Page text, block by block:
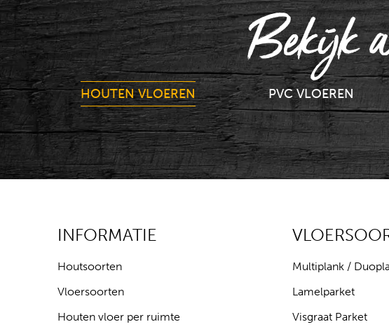
Bekijk
HOUTEN VLOEREN PVC VLOEREN
INFORMATIE
Houtsoorten
Vloersoorten
Houten vloer per ruimte
Multiplank /
Lamelparket
Visgraat Parket